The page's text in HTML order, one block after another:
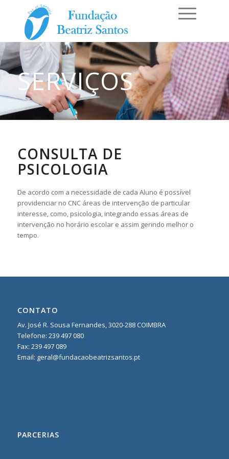
SERVIÇOS
CONSULTA DE
PSICOLOGIA
De acordo com a necessidade de cada Aluno é possível
providenciar no CNC áreas de intervenção de particular
interesse, como, psicologia, integrando essas áreas de
intervenção no horário escolar e assim gerindo melhor o
tempo.
CONTATO
Av. José R. Sousa Fernandes, 3020-288 COIMBRA
Telefone: 239 497 080
Fax: 239 497 089
Email: geral@fundacaobeatrizsantos.pt
PARCERIAS